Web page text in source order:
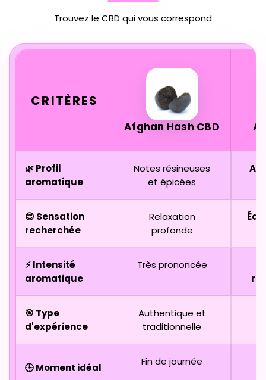
Trouvez le CBD qui vous correspond
CRITÈRES
Afghan Hash CBD
🌿 Profil
aromatique
Notes résineuses
et épicées
😌 Sensation
recherchée
Relaxation
profonde
⚡ Intensité
aromatique
Très prononcée
🎯 Type
d'expérience
Authentique et
traditionnelle
🕒 Moment idéal
Fin de journée